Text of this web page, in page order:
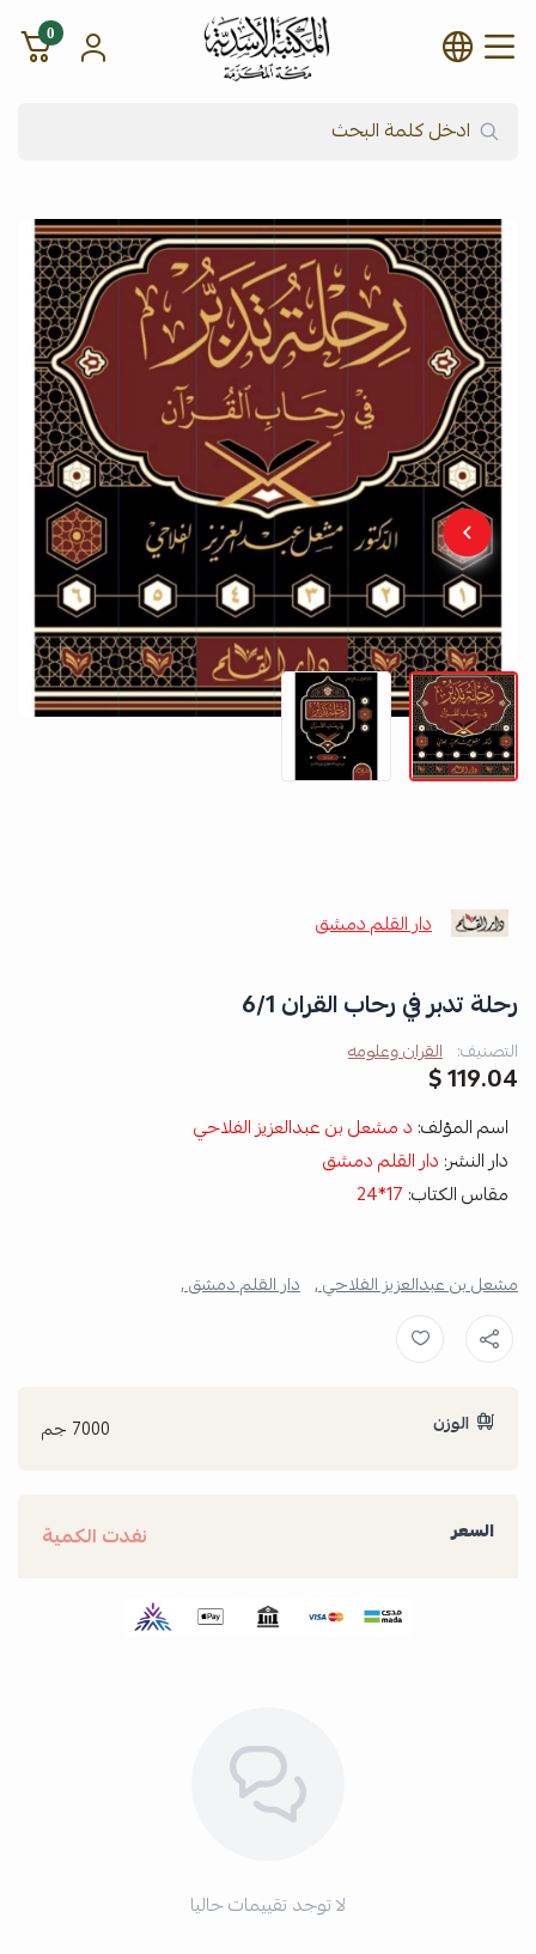
شركة المكتبة الأسدية للنشر
0
دار القلم دمشق
رحلة تدبر في رحاب القران 6/1
التصنيف: القران وعلومه
119.04 $
اسم المؤلف: د مشعل بن عبدالعزيز الفلاحي
دار النشر: دار القلم دمشق
مقاس الكتاب: 17*24
مشعل بن عبدالعزيز الفلاحي , دار القلم دمشق ,
الوزن 7000 جم
السعر نفدت الكمية
لا توجد تقييمات حاليا